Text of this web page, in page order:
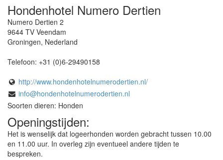
Hondenhotel Numero Dertien
Numero Dertien 2
9644 TV Veendam
Groningen, Nederland
Telefoon: +31 (0)6-29490158
http://www.hondenhotelnumerodertien.nl/
info@hondenhotelnumerodertien.nl
Soorten dieren: Honden
Openingstijden:
Het is wenselijk dat logeerhonden worden gebracht tussen 10.00
en 11.00 uur. In overleg zijn eventueel andere tijden te
bespreken.